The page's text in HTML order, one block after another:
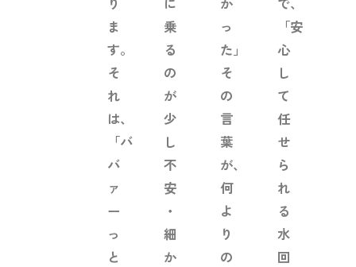
ま
す。
そ
れ
は、
「バ
バ
ァ
ー
っ
と
乗
る
の
が
少
し
不
安
・
細
か
っ
た」
そ
の
言
葉
が、
何
よ
り
の
「安
心
し
て
任
せ
ら
れ
る
水
回